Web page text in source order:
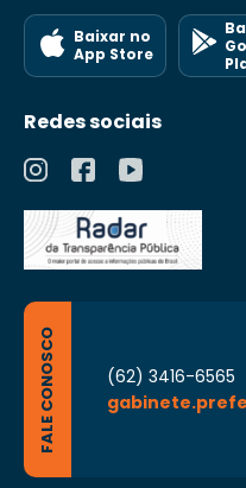
Baixar no
App Store
Redes sociais
FALE CONOSCO
(62) 3416-6565